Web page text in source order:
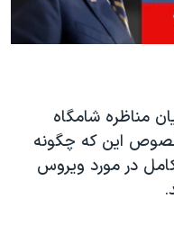
مناظره شامگاه
این که چگونه
در مورد ویروس
.